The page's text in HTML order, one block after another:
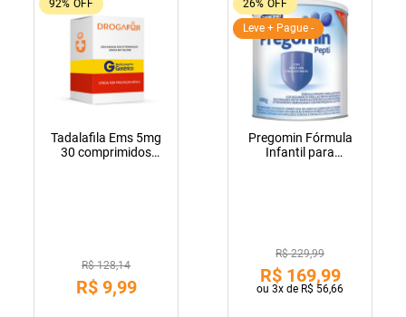
92% OFF
Tadalafila Ems 5mg
30 comprimidos
R$ 128,14
R$ 9,99
26% OFF
Leve + Pague -
Pregomin Fórmula
Infantil para
R$ 229,99
R$ 169,99
ou 3x de R$ 56,66